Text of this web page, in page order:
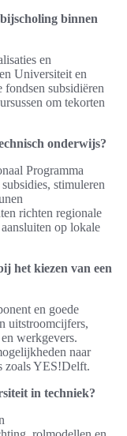
binnen
en
Universiteit en
subsidiëren
om tekorten
onderwijs?
Programma
stimuleren
richten regionale
op lokale
het kiezen van een
en goede
uitstroomcijfers,
werkgevers.
naar
zoals YES!Delft.
in techniek?